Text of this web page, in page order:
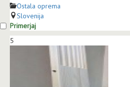
Ostala oprema
Slovenija
Primerjaj
5